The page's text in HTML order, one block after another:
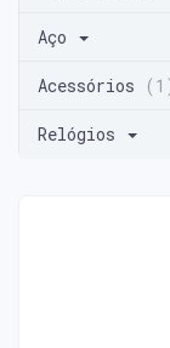
Aço
Acessórios
Relógios